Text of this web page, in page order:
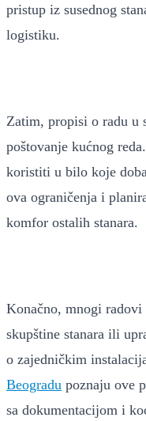
pristup iz susednog
logistiku.
Zatim, propisi o radu u
poštovanje kućnog
koristiti u bilo koje
ova ograničenja i
komfor ostalih stanara.
Konačno, mnogi radovi
skupštine stanara ili
o zajedničkim
Beogradu poznaju ove
sa dokumentacijom i